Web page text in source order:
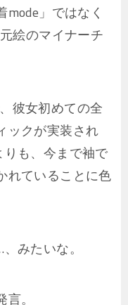
」ではなく
絵のマイナーチ
彼女初めての全
ックが実装され
も、今まで袖で
れていることに色
みたいな。
。